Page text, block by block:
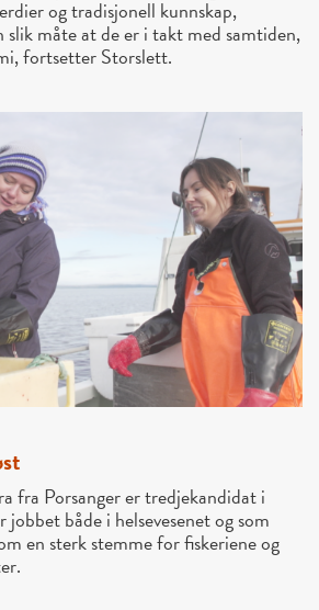
og tradisjonell kunnskap,
måte at de er i takt med samtiden,
fortsetter Storslett.
fra Porsanger er tredjekandidat i
både i helsevesenet og som
en sterk stemme for fiskeriene og